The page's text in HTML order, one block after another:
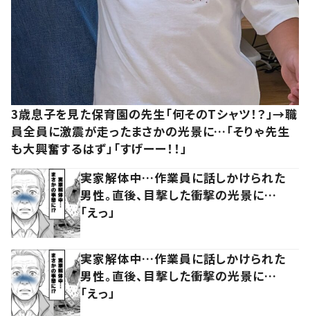
3歳息子を見た保育園の先生「何そのTシャツ！？」→職
員全員に激震が走ったまさかの光景に…「そりゃ先生
も大興奮するはず」「すげーー！！」
実家解体中…作業員に話しかけられた
男性。直後、目撃した衝撃の光景に…
「えっ」
実家解体中…作業員に話しかけられた
男性。直後、目撃した衝撃の光景に…
「えっ」